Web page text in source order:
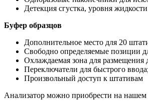
Детекция сгустка, уровня
Буфер образцов
Дополнительное место для 20
Свободно определяемые позиции
Охлаждаемая зона для
Переключатели для быстрого
Произвольный доступ к штативам
Анализатор можно приобрести на нашем